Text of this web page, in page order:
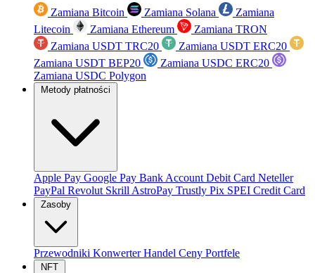
Zamiana Bitcoin Zamiana Solana
Zamiana
Litecoin
Zamiana Ethereum
Zamiana TRON
Zamiana USDT TRC20
Zamiana USDT ERC20
Zamiana USDT BEP20
Zamiana USDC ERC20
Zamiana USDC Polygon
Metody płatności
Apple Pay Google Pay Bank Account Debit Card Neteller
PayPal Revolut Skrill AstroPay Trustly Pix SPEI Credit Card
Zasoby
Przewodniki KonwerterHandel Ceny Portfele
NFT